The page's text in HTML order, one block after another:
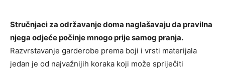
Stručnjaci za održavanje doma naglašavaju da pravilna
njega odjeće počinje mnogo prije samog pranja.
Razvrstavanje garderobe prema boji i vrsti materijala
jedan je od najvažnijih koraka koji može spriječiti